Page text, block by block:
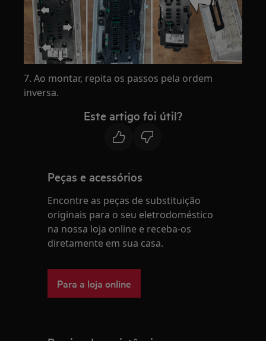
7. Ao montar, repita os passos pela ordem
inversa.
Este artigo foi útil?
Peças e acessórios
Encontre as peças de substituição
originais para o seu eletrodoméstico
na nossa loja online e receba-os
diretamente em sua casa.
Para a loja online